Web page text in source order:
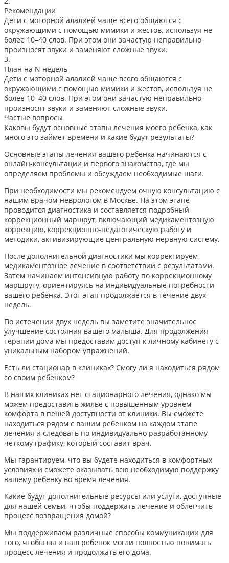
Рекомендации
Дети с моторной алалией чаще всего общаются с
окружающими с помощью мимики и жестов, используя не
более 10–40 слов. При этом они зачастую неправильно
произносят звуки и заменяют сложные звуки.
3.
План на N недель
Дети с моторной алалией чаще всего общаются с
окружающими с помощью мимики и жестов, используя не
более 10–40 слов. При этом они зачастую неправильно
произносят звуки и заменяют сложные звуки.
Частые вопросы
Каковы будут основные этапы лечения моего ребенка, как
много это займет времени и какие будут результаты?
Основные этапы лечения вашего ребенка начинаются с
онлайн-консультации и первого знакомства, где мы
определяем проблемы и обсуждаем необходимые шаги.
При необходимости мы рекомендуем очную консультацию с
нашим врачом-неврологом в Москве. На этом этапе
проводится диагностика и составляется подробный
коррекционный маршрут, включающий медикаментозную
коррекцию, коррекционно-педагогическую работу и
методики, активизирующие центральную нервную систему.
После дополнительной диагностики мы корректируем
медикаментозное лечение в соответствии с результатами.
Затем начинаем интенсивную работу по коррекционному
маршруту, ориентируясь на индивидуальные потребности
вашего ребенка. Этот этап продолжается в течение двух
недель.
По истечении двух недель вы заметите значительное
улучшение состояния вашего малыша. Для продолжения
терапии дома мы предоставим доступ к личному кабинету с
уникальным набором упражнений.
Есть ли стационар в клиниках? Смогу ли я находиться рядом
со своим ребенком?
В наших клиниках нет стационарного лечения, однако мы
можем предоставить жилье с повышенным уровнем
комфорта в пешей доступности от клиники. Вы сможете
находиться рядом с вашим ребенком на каждом этапе
лечения и следовать по индивидуально разработанному
четкому графику, который составит врач.
Мы гарантируем, что вы будете находиться в комфортных
условиях и сможете оказывать всю необходимую поддержку
вашему ребенку во время лечения.
Какие будут дополнительные ресурсы или услуги, доступные
для нашей семьи, чтобы поддержать лечение и облегчить
процесс возвращения домой?
Мы поддерживаем различные способы коммуникации для
того, чтобы вы и ваш ребенок могли полностью понимать
процесс лечения и продолжать его дома.